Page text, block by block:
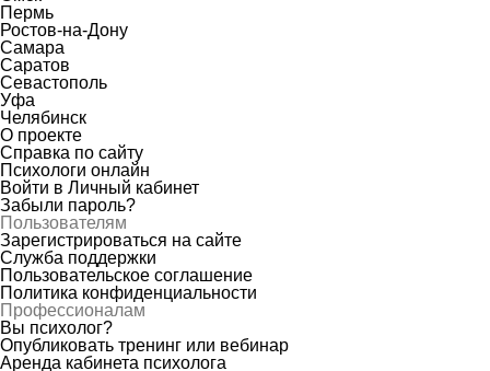
Пермь
Ростов-на-Дону
Самара
Саратов
Севастополь
Уфа
Челябинск
О проекте
Справка по сайту
Психологи онлайн
Войти в Личный кабинет
Забыли пароль?
Пользователям
Зарегистрироваться на сайте
Служба поддержки
Пользовательское соглашение
Политика конфиденциальности
Профессионалам
Вы психолог?
Опубликовать тренинг или вебинар
Аренда кабинета психолога